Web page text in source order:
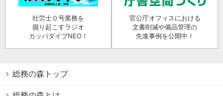
社労士０号業務を
掘り起こすラジオ
カッパダイブNEO！
官公庁オフィスにおける
文書削減や備品管理の
先進事例を公開中！
総務の森トップ